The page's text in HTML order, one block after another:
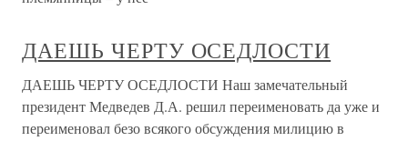
ДАЕШЬ ЧЕРТУ ОСЕДЛОСТИ
ДАЕШЬ ЧЕРТУ ОСЕДЛОСТИ Наш замечательный
президент Медведев Д.А. решил переименовать да уже и
переименовал безо всякого обсуждения милицию в